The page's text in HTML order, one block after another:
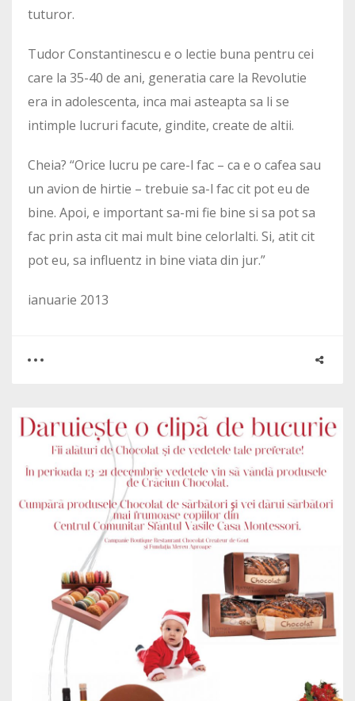
tuturor.
Tudor Constantinescu e o lectie buna pentru cei
care la 35-40 de ani, generatia care la Revolutie
era in adolescenta, inca mai asteapta sa li se
intimple lucruri facute, gindite, create de altii.
Cheia? “Orice lucru pe care-l fac – ca e o cafea sau
un avion de hirtie – trebuie sa-l fac cit pot eu de
bine. Apoi, e important sa-mi fie bine si sa pot sa
fac prin asta cit mai mult bine celorlalti. Si, atit cit
pot eu, sa influentz in bine viata din jur.”
ianuarie 2013